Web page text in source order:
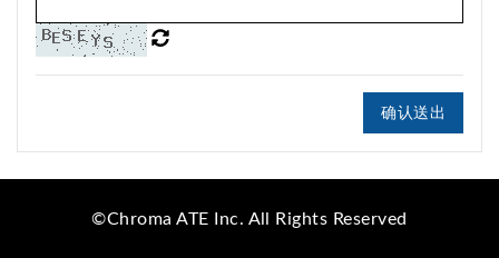
确认送出
©Chroma ATE Inc. All Rights Reserved